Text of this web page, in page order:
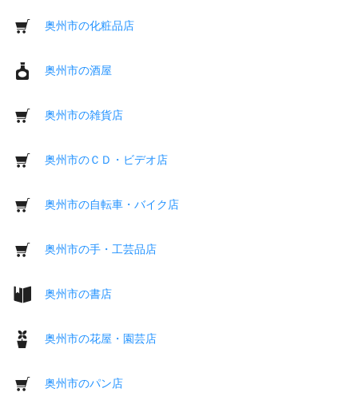
奥州市の化粧品店
奥州市の酒屋
奥州市の雑貨店
奥州市のＣＤ・ビデオ店
奥州市の自転車・バイク店
奥州市の手・工芸品店
奥州市の書店
奥州市の花屋・園芸店
奥州市のパン店